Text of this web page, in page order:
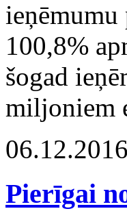
ieņēmumu
100,8%
šogad
miljoniem
Pierīgai